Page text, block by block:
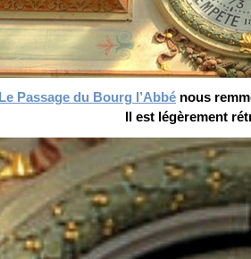
Le Passage du Bourg l’Abbé nous
Il est légèrement